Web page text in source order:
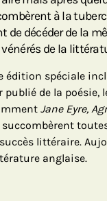
à la
de décéder de la
de la
édition spéciale
publié de la
Jane Eyre,
succombèrent
littéraire.
anglaise.